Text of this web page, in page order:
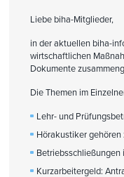
Liebe biha-Mitglieder,
in der aktuellen biha-
wirtschaftlichen
Dokumente
Die Themen im
Lehr- und
Hörakustiker gehören
Kurzarbeitergeld: